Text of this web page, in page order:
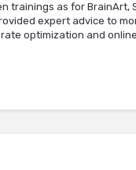
trainings as for BrainArt,
expert advice to
optimization and